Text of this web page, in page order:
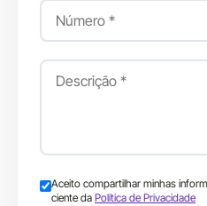
Aceito compartilhar minhas
ciente da Política de Privacidade